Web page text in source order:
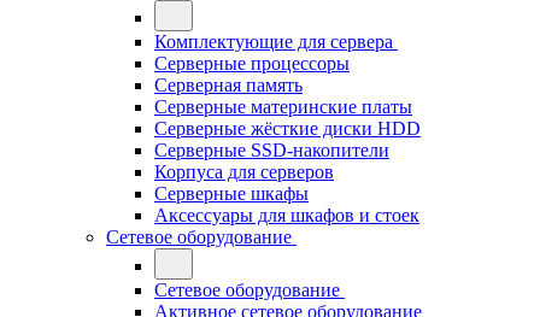
Комплектующие для сервера
Серверные процессоры
Серверная память
Серверные материнские платы
Серверные жёсткие диски HDD
Серверные SSD-накопители
Корпуса для серверов
Серверные шкафы
Аксессуары для шкафов и стоек
Сетевое оборудование
Сетевое оборудование
Активное сетевое оборудование